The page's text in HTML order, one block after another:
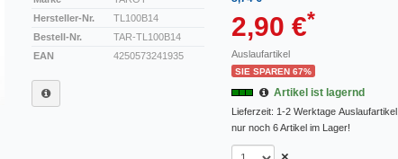
Hersteller-Nr.
TL100B14
Bestell-Nr.
TAR-TL100B14
EAN
4250573241935
2,90 €*
Auslaufartikel
SIE SPAREN 67%
Artikel ist lagernd
Lieferzeit: 1-2 Werktage Auslaufartikel,
nur noch 6 Artikel im Lager!
×